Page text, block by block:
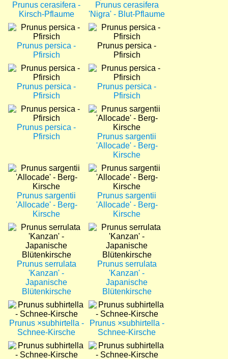
Prunus cerasifera -
Kirsch-Pflaume
Prunus cerasifera
'Nigra' - Blut-Pflaume
Bild
Prunus persica -
Pfirsich
Bild
Prunus persica -
Pfirsich
Bild
Prunus persica -
Pfirsich
Bild
Prunus persica -
Pfirsich
Bild
Prunus persica -
Pfirsich
Bild
Prunus sargentii
'Allocade' - Berg-
Kirsche
Bild
Prunus sargentii
'Allocade' - Berg-
Kirsche
Bild
Prunus sargentii
'Allocade' - Berg-
Kirsche
Bild
Prunus serrulata
'Kanzan' -
Japanische
Blütenkirsche
Bild
Prunus serrulata
'Kanzan' -
Japanische
Blütenkirsche
Bild
Prunus ×subhirtella -
Schnee-Kirsche
Bild
Prunus ×subhirtella -
Schnee-Kirsche
Bild
Bild